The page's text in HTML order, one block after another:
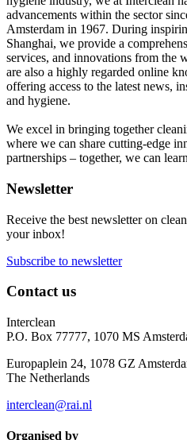
advancements within the sector
Amsterdam in 1967. During
Shanghai, we provide a
services, and innovations from the
are also a highly regarded online
offering access to the latest news,
and hygiene.
We excel in bringing together
where we can share cutting-edge
partnerships – together, we can
Newsletter
Receive the best newsletter on
your inbox!
Subscribe to newsletter
Contact us
Interclean
P.O. Box 77777, 1070 MS
Europaplein 24, 1078 GZ
The Netherlands
interclean@rai.nl
Organised by